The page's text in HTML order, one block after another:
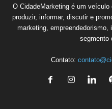
O CidadeMarketing é um
produzir, informar, discutir e
marketing,
segmento
Contato: